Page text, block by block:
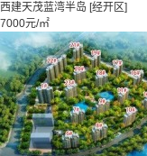
西建天茂蓝湾半岛 [经开区]
7000元/㎡